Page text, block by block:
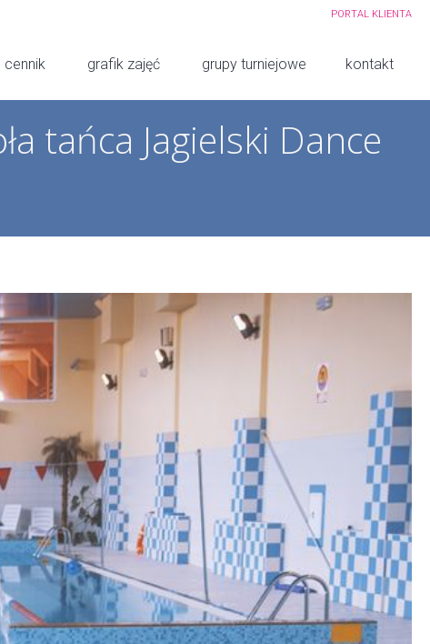
PORTAL KLIENTA
cennik grafik zajęć grupy turniejowe kontakt
tańca Jagielski Dance